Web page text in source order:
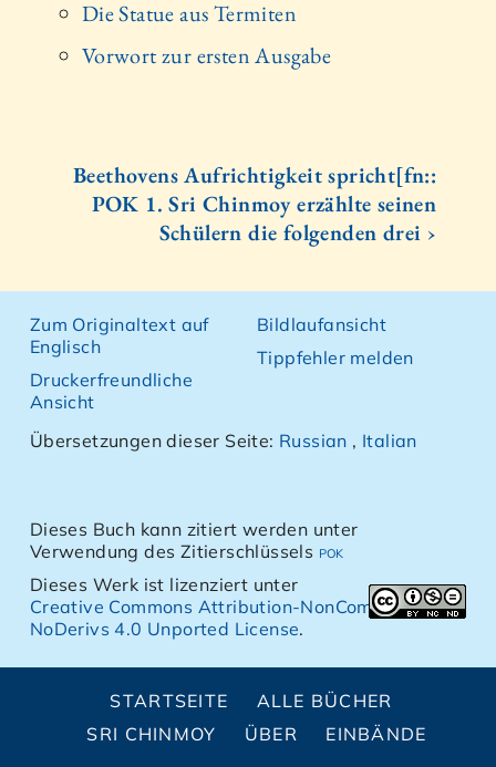
Die Statue aus Termiten
Vorwort zur ersten Ausgabe
Beethovens Aufrichtigkeit spricht[fn::
POK 1. Sri Chinmoy erzählte seinen
Schülern die folgenden drei ›
Zum Originaltext auf
Englisch
Druckerfreundliche
Ansicht
Bildlaufansicht
Tippfehler melden
Übersetzungen dieser Seite: Russian , Italian
Dieses Buch kann zitiert werden unter
Verwendung des Zitierschlüssels pok
Dieses Werk ist lizenziert unter
Creative Commons Attribution-NonCommercial-
NoDerivs 4.0 Unported License.
STARTSEITE
ALLE BÜCHER
SRI CHINMOY
ÜBER EINBÄNDE